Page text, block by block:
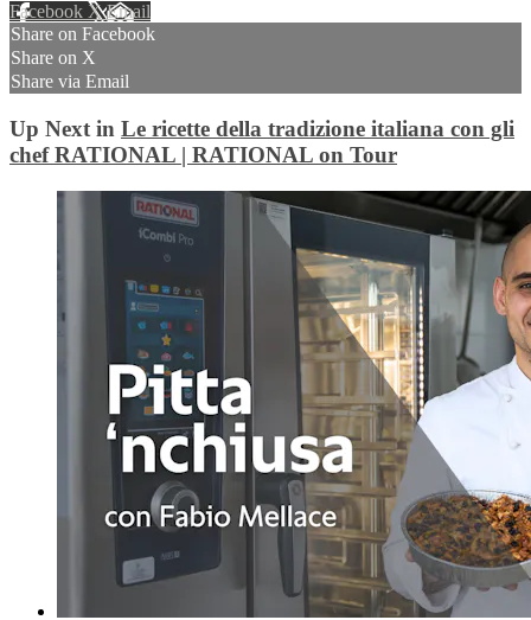
Facebook XEmail
Share on Facebook
Share on X
Share via Email
Up Next in Le ricette della tradizione italiana con gli
chef RATIONAL | RATIONAL on Tour